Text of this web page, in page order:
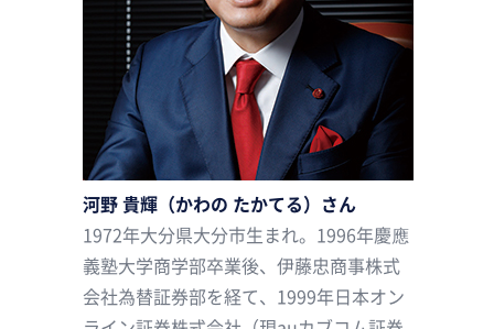
河野 貴輝（かわの たかてる）さん
1972年大分県大分市生まれ。1996年慶應
義塾大学商学部卒業後、伊藤忠商事株式
会社為替証券部を経て、1999年日本オン